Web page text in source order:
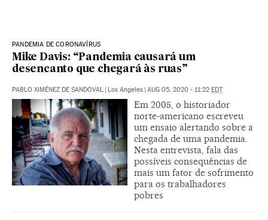
PANDEMIA DE CORONAVÍRUS
Mike Davis: “Pandemia causará um
desencanto que chegará às ruas”
PABLO XIMÉNEZ DE SANDOVAL | Los Angeles | AUG 05, 2020 - 11:22 EDT
Em 2005, o historiador
norte-americano escreveu
um ensaio alertando sobre a
chegada de uma pandemia.
Nesta entrevista, fala das
possíveis consequências de
mais um fator de sofrimento
para os trabalhadores
pobres